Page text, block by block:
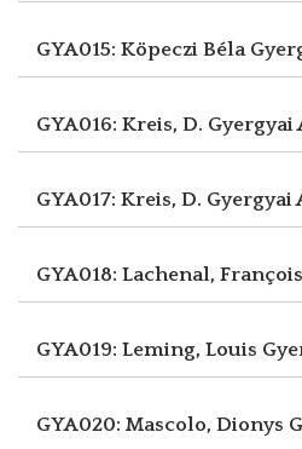
GYA015: Köpeczi Béla
GYA016: Kreis, D. Gyergyai
GYA017: Kreis, D. Gyergyai
GYA018: Lachenal, François
GYA019: Leming, Louis
GYA020: Mascolo, Dionys